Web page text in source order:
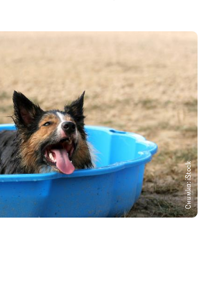
Снимка: iStock